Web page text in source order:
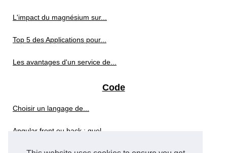
L'impact du magnésium sur...
Top 5 des Applications pour...
Les avantages d'un service de...
Code
Choisir un langage de...
Angular front ou back : quel...